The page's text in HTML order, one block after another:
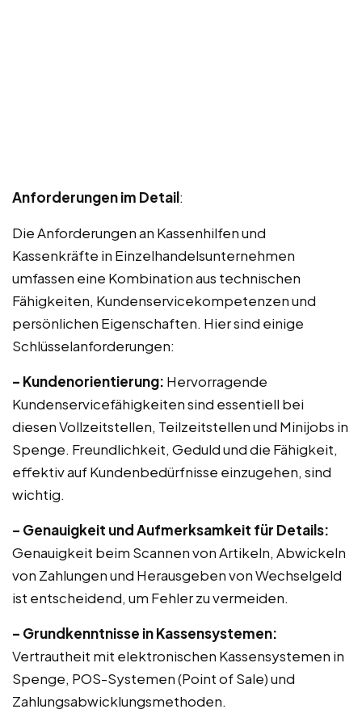
Anforderungen im Detail:
Die Anforderungen an Kassenhilfen und
Kassenkräfte in Einzelhandelsunternehmen
umfassen eine Kombination aus technischen
Fähigkeiten, Kundenservicekompetenzen und
persönlichen Eigenschaften. Hier sind einige
Schlüsselanforderungen:
– Kundenorientierung: Hervorragende
Kundenservicefähigkeiten sind essentiell bei
diesen Vollzeitstellen, Teilzeitstellen und Minijobs in
Spenge. Freundlichkeit, Geduld und die Fähigkeit,
effektiv auf Kundenbedürfnisse einzugehen, sind
wichtig.
– Genauigkeit und Aufmerksamkeit für Details:
Genauigkeit beim Scannen von Artikeln, Abwickeln
von Zahlungen und Herausgeben von Wechselgeld
ist entscheidend, um Fehler zu vermeiden.
– Grundkenntnisse in Kassensystemen:
Vertrautheit mit elektronischen Kassensystemen in
Spenge, POS-Systemen (Point of Sale) und
Zahlungsabwicklungsmethoden.